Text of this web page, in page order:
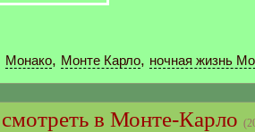
Монако, Монте Карло, ночная жизнь
в Монте-Карло